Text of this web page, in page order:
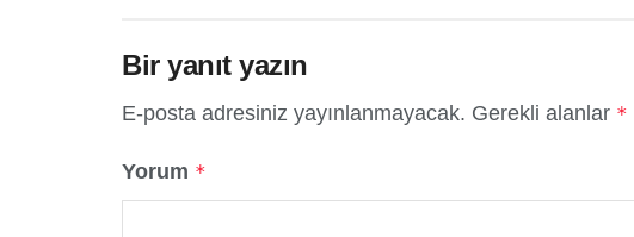
Bir yanıt yazın
E-posta adresiniz yayınlanmayacak. Gerekli alanlar *
Yorum *